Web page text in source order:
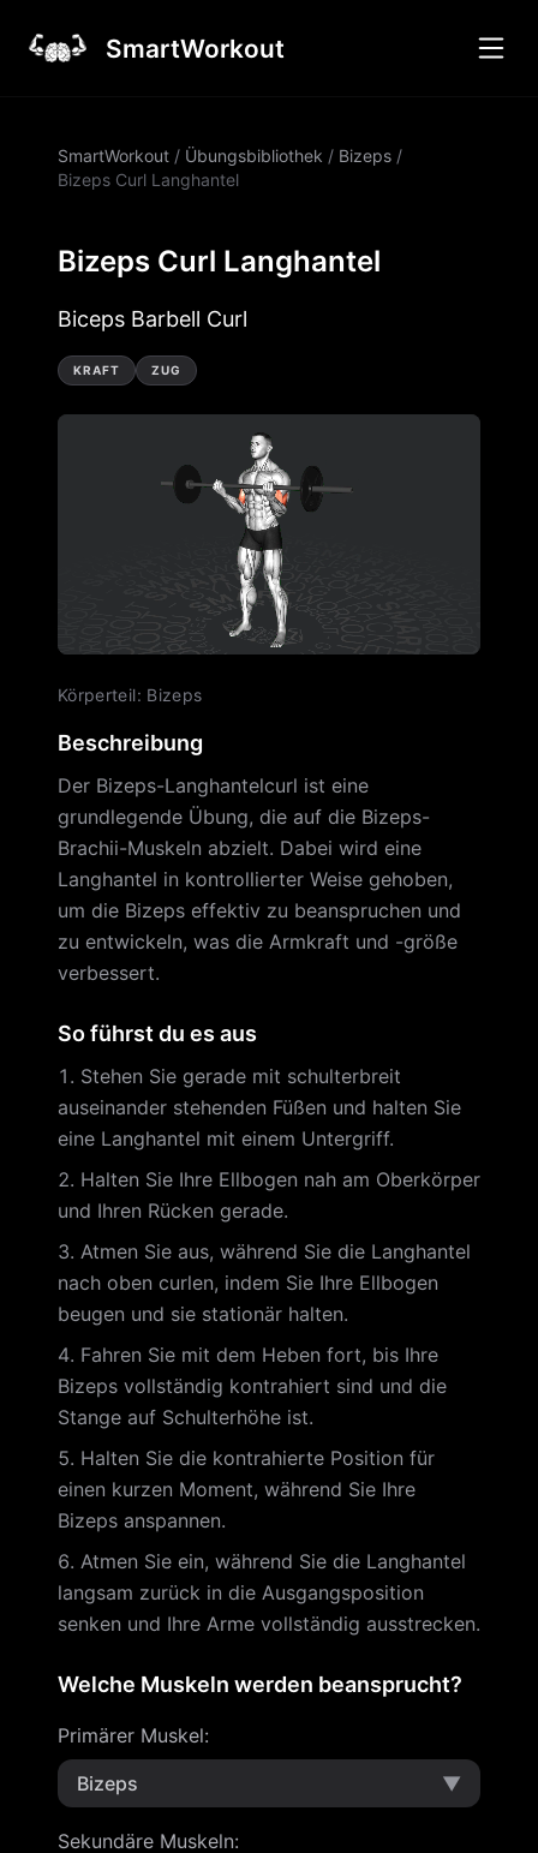
SmartWorkout
SmartWorkout / Übungsbibliothek / Bizeps /
Bizeps Curl Langhantel
Bizeps Curl Langhantel
Biceps Barbell Curl
KRAFT ZUG
Körperteil: Bizeps
Beschreibung
Der Bizeps-Langhantelcurl ist eine
grundlegende Übung, die auf die Bizeps-
Brachii-Muskeln abzielt. Dabei wird eine
Langhantel in kontrollierter Weise gehoben,
um die Bizeps effektiv zu beanspruchen und
zu entwickeln, was die Armkraft und -größe
verbessert.
So führst du es aus
Stehen Sie gerade mit schulterbreit
auseinander stehenden Füßen und halten Sie
eine Langhantel mit einem Untergriff.
Halten Sie Ihre Ellbogen nah am Oberkörper
und Ihren Rücken gerade.
Atmen Sie aus, während Sie die Langhantel
nach oben curlen, indem Sie Ihre Ellbogen
beugen und sie stationär halten.
Fahren Sie mit dem Heben fort, bis Ihre
Bizeps vollständig kontrahiert sind und die
Stange auf Schulterhöhe ist.
Halten Sie die kontrahierte Position für
einen kurzen Moment, während Sie Ihre
Bizeps anspannen.
Atmen Sie ein, während Sie die Langhantel
langsam zurück in die Ausgangsposition
senken und Ihre Arme vollständig ausstrecken.
Welche Muskeln werden beansprucht?
Primärer Muskel:
Bizeps
▼
Sekundäre Muskeln: